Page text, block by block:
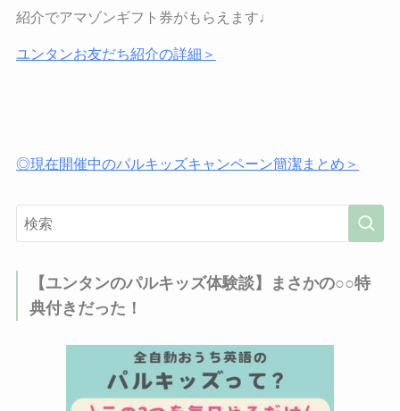
紹介でアマゾンギフト券がもらえます♩
ユンタンお友だち紹介の詳細＞
◎現在開催中のパルキッズキャンペーン簡潔まとめ＞
【ユンタンのパルキッズ体験談】まさかの○○特
典付きだった！